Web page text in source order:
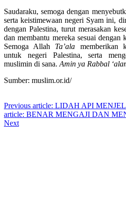
Saudaraku, semoga dengan
serta keistimewaan negeri Syam ini,
dengan Palestina, turut merasakan
dan membantu mereka sesuai
Semoga Allah Ta’ala memberikan
untuk negeri Palestina, serta
muslimin di sana. Amin ya Rabbal
Sumber: muslim.or.id/
Previous article: LIDAH API
article: BENAR MENGAJI DAN
Next